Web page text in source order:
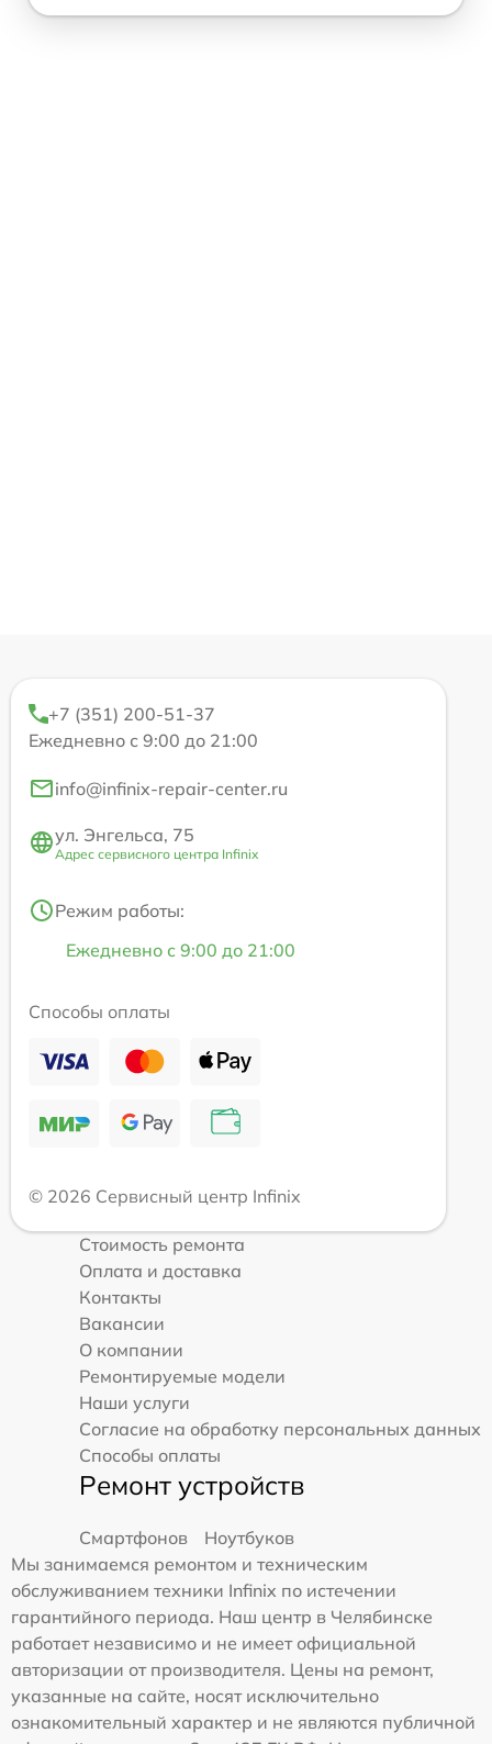
+7 (351) 200-51-37
Ежедневно с 9:00 до 21:00
info@infinix-repair-center.ru
ул. Энгельса, 75
Адрес сервисного центра Infinix
Режим работы:
Ежедневно с 9:00 до 21:00
Способы оплаты
© 2026 Сервисный центр Infinix
Стоимость ремонта
Оплата и доставка
Контакты
Вакансии
О компании
Ремонтируемые модели
Наши услуги
Согласие на обработку персональных данных
Способы оплаты
Ремонт устройств
Смартфонов
Ноутбуков
Мы занимаемся ремонтом и техническим
обслуживанием техники Infinix по истечении
гарантийного периода. Наш центр в Челябинске
работает независимо и не имеет официальной
авторизации от производителя. Цены на ремонт,
указанные на сайте, носят исключительно
ознакомительный характер и не являются публичной